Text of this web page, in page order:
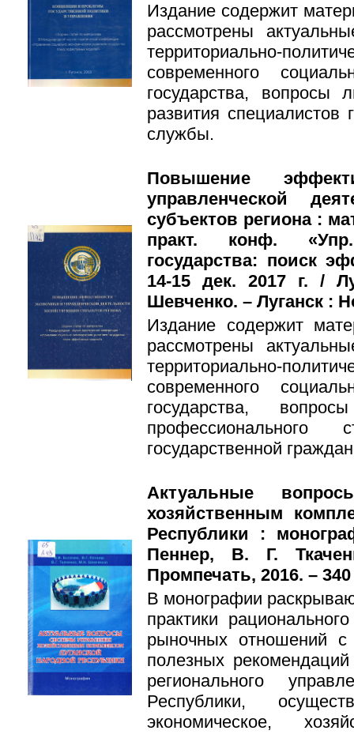
Издание содержит
рассмотрены
территориально-
современного
государства, вопросы
развития специалистов
службы.
Повышение
управленческой
субъектов региона :
практ. конф.
государства: поиск
14-15 дек. 2017 г. /
Шевченко. – Луганск :
Издание содержит
рассмотрены
территориально-
современного
государства,
профессионального
государственной
Актуальные
хозяйственным
Республики :
Пеннер, В. Г.
Промпечать, 2016. –
В монографии
практики
рыночных отношений
полезных рекомендаций
регионального
Республики,
экономическое,